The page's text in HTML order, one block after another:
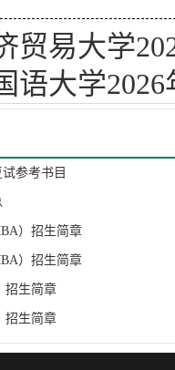
贸易大学
语大学
参考书目
）招生简章
）招生简章
招生简章
招生简章